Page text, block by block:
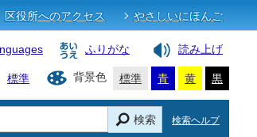
区役所へのアクセス やさしいにほんご
ふりがな 読み上げ
標準 背景色 標準 青 黄 黒
検索 検索ヘルプ